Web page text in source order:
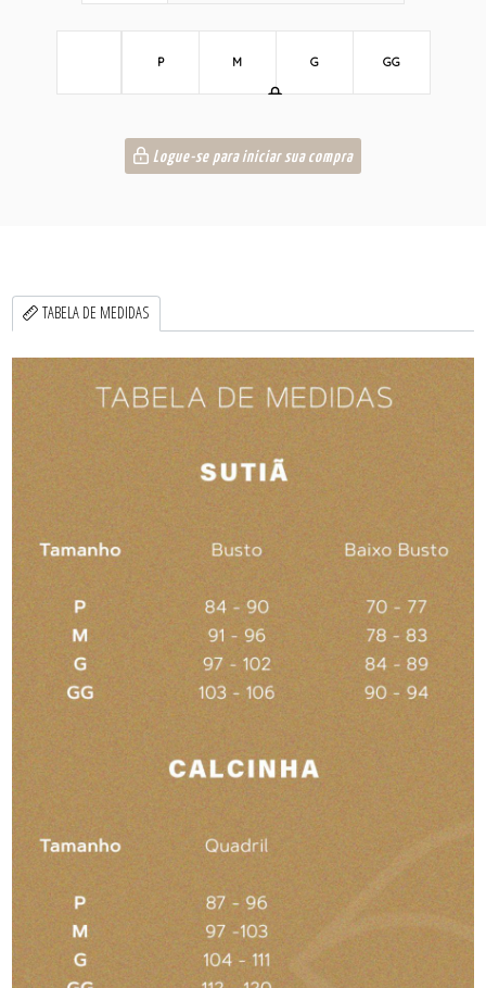
P M G GG
Logue-se para iniciar sua compra
TABELA DE MEDIDAS